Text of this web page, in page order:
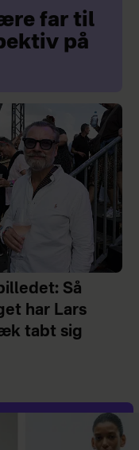
far til
på
Så
har Lars
tabt sig